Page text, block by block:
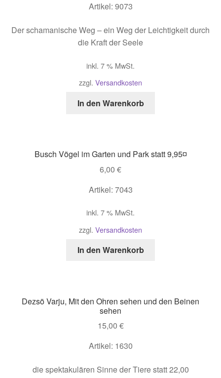
Artikel: 9073
Der schamanische Weg – ein Weg der Leichtigkeit durch
die Kraft der Seele
inkl. 7 % MwSt.
zzgl. Versandkosten
In den Warenkorb
Busch Vögel im Garten und Park statt 9,95¤
6,00 €
Artikel: 7043
inkl. 7 % MwSt.
zzgl. Versandkosten
In den Warenkorb
Dezsö Varju, Mit den Ohren sehen und den Beinen
sehen
15,00 €
Artikel: 1630
die spektakulären Sinne der Tiere statt 22,00